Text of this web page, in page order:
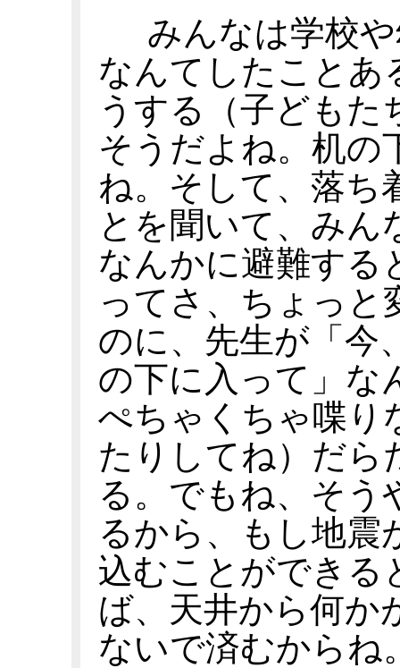
みんなは学校や
なんてしたこと
うする（子ども
そうだよね。机の
ね。そして、落ち
とを聞いて、みん
なんかに避難する
ってさ、ちょっと
のに、先生が「今
の下に入って」な
ぺちゃくちゃ喋り
たりしてね）だら
る。でもね、そう
るから、もし地震
込むことができる
ば、天井から何か
ないで済むからね